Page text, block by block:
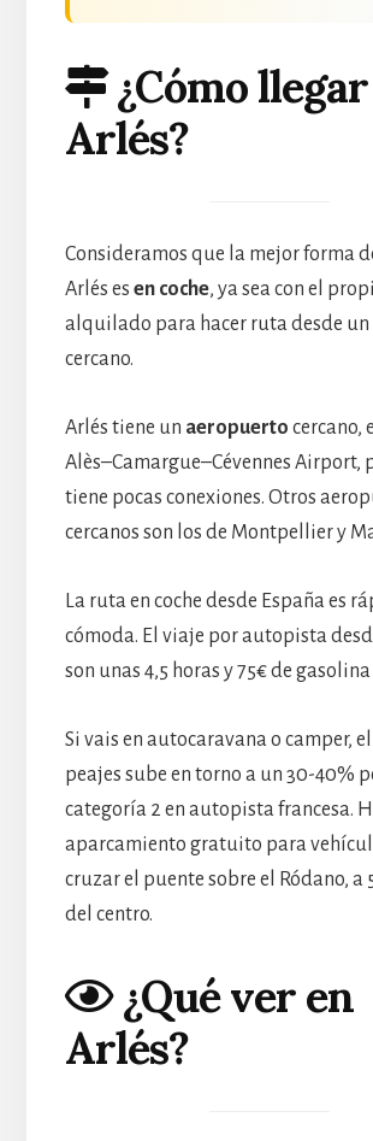
¿Cómo
Arlés?
Consideramos que la mejor forma
Arlés es en coche, ya sea con el
alquilado para hacer ruta desde
cercano.
Arlés tiene un aeropuerto cercano,
Alès–Camargue–Cévennes Airport,
tiene pocas conexiones. Otros
cercanos son los de Montpellier y
La ruta en coche desde España es
cómoda. El viaje por autopista
son unas 4,5 horas y 75€ de
Si vais en autocaravana o camper,
peajes sube en torno a un 30-40%
categoría 2 en autopista francesa.
aparcamiento gratuito para
cruzar el puente sobre el Ródano, a
del centro.
¿Qué ver en
Arlés?